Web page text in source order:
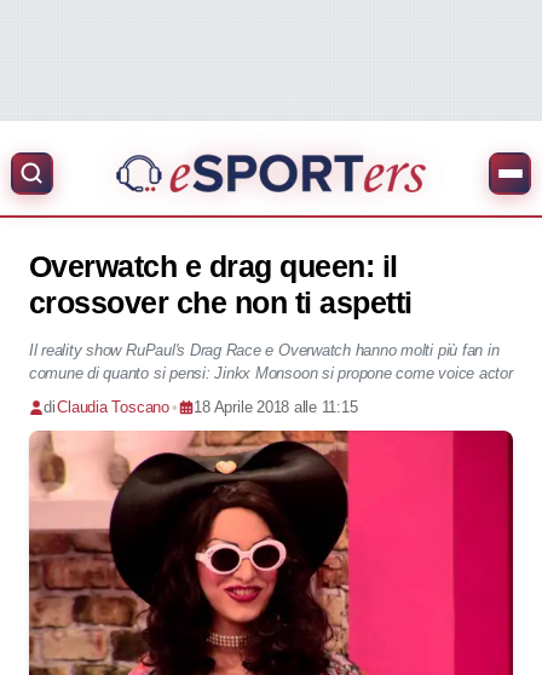
Overwatch e drag queen: il
crossover che non ti aspetti
Il reality show RuPaul's Drag Race e Overwatch hanno molti più fan in
comune di quanto si pensi: Jinkx Monsoon si propone come voice actor
diClaudia Toscano • 18 Aprile 2018 alle 11:15